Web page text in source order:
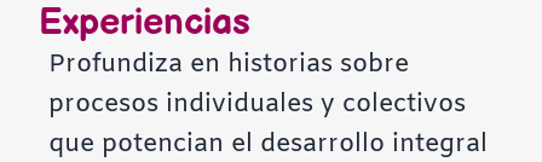
Experiencias
Profundiza en historias sobre
procesos individuales y colectivos
que potencian el desarrollo integral
Fondo claro
Subrayar enlaces